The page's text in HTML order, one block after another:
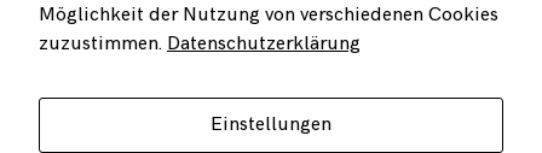
Regelmäßig setzt freiwurf LA auf Kooperation mit anderen
Verkehrsplanung, Städtebau, Regionalmanagement,
Möglichkeit der Nutzung von verschiedenen Cookies
zuzustimmen. Datenschutzerklärung
Einstellungen